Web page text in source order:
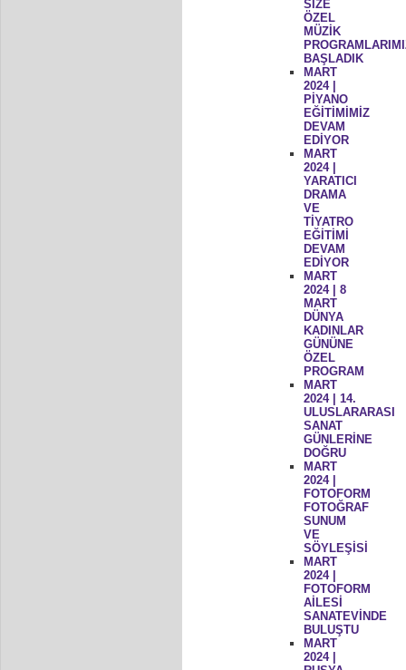
SİZE
ÖZEL
MÜZİK
BAŞLADIK
MART
2024 |
PİYANO
EĞİTİMİMİZ
DEVAM
EDİYOR
MART
2024 |
YARATICI
DRAMA
VE
TİYATRO
EĞİTİMİ
DEVAM
EDİYOR
MART
2024 | 8
MART
DÜNYA
KADINLAR
GÜNÜNE
ÖZEL
PROGRAM
MART
2024 | 14.
ULUSLARARASI
SANAT
GÜNLERİNE
DOĞRU
MART
2024 |
FOTOFORM
FOTOĞRAF
SUNUM
VE
SÖYLEŞİSİ
MART
2024 |
FOTOFORM
AİLESİ
SANATEVİNDE
BULUŞTU
MART
2024 |